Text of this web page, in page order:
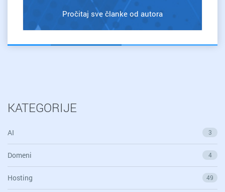
Pročitaj sve članke od autora
KATEGORIJE
AI 3
Domeni 4
Hosting 49